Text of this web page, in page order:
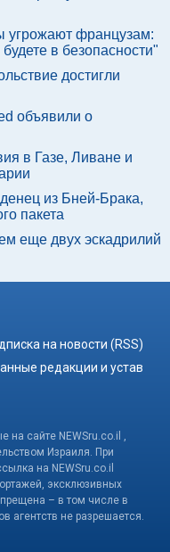
угрожают французам:
в безопасности"
достигли
объявили о
в Газе, Ливане и
из Бней-Брака,
пакета
еще двух эскадрилий
на новости (RSS)
редакции и устав
на сайте NEWSru.co.il ,
Израиля. При
на NEWSru.co.il
эксклюзивных
– в том числе в
агентств не разрешается.